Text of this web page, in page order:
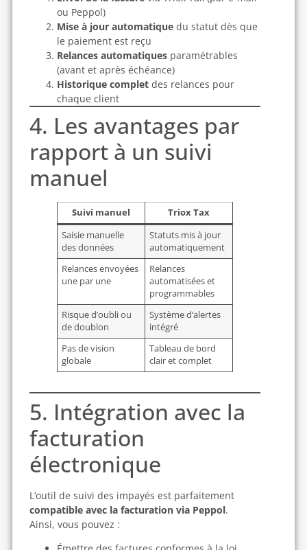
ou Peppol)
Mise à jour automatiquedu statut dès que
le paiement est reçu
Relances automatiquesparamétrables
(avant et après échéance)
Historique completdes relances pour
chaque client
4. Les avantages par
rapport à un suivi
manuel
Suivi manuel
Triox Tax
Saisie manuelle
des données
Statuts mis à jour
automatiquement
Relances envoyées
une par une
Relances
automatisées et
programmables
Risque d’oubli ou
de doublon
Système d’alertes
intégré
Pas de vision
globale
Tableau de bord
clair et complet
5. Intégration avec la
facturation
électronique
L’outil de suivi des impayés est parfaitement
compatible avec la facturation via Peppol.
Ainsi, vous pouvez :